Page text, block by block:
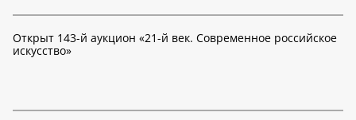
Открыт 143-й аукцион «21-й век. Современное российское
искусство»